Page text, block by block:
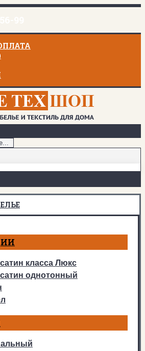
класса Люкс
однотонный